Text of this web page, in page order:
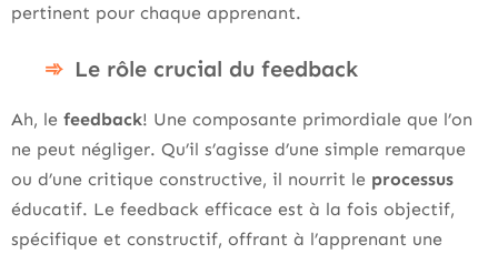
pertinent pour chaque apprenant.
Le rôle crucial du feedback
Ah, le feedback! Une composante primordiale que l’on
ne peut négliger. Qu’il s’agisse d’une simple remarque
ou d’une critique constructive, il nourrit le processus
éducatif. Le feedback efficace est à la fois objectif,
spécifique et constructif, offrant à l’apprenant une